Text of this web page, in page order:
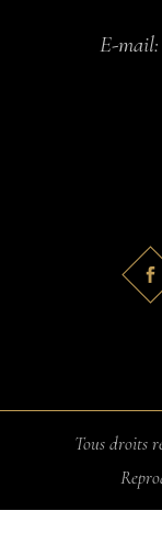
E-mail:
Tous droits